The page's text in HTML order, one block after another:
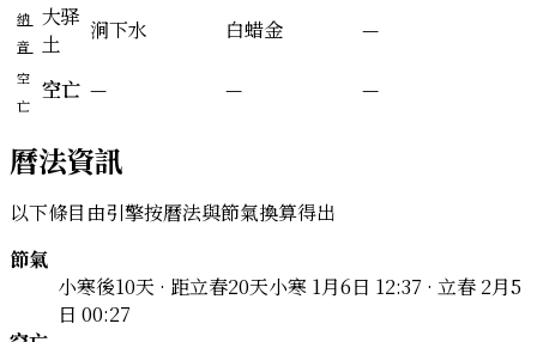
納
音
大驿
土
涧下水 白蜡金 —
空
亡
空亡 — — —
曆法資訊
以下條目由引擎按曆法與節氣換算得出
節氣
小寒後10天 · 距立春20天小寒 1月6日 12:37 · 立春 2月5
日 00:27